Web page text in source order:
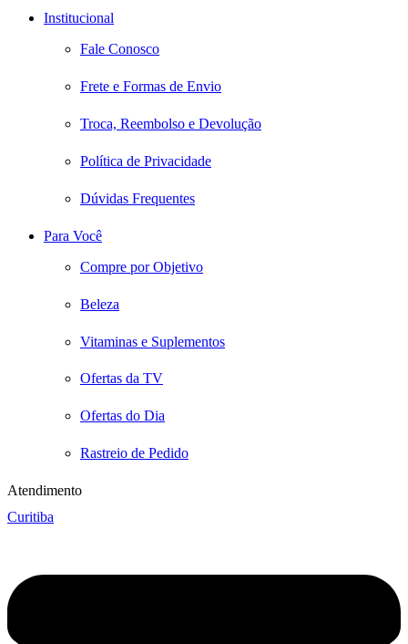
Institucional
Fale Conosco
Frete e Formas de Envio
Troca, Reembolso e Devolução
Política de Privacidade
Dúvidas Frequentes
Para Você
Compre por Objetivo
Beleza
Vitaminas e Suplementos
Ofertas da TV
Ofertas do Dia
Rastreio de Pedido
Atendimento
Curitiba